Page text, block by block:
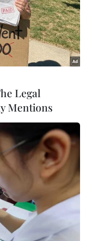
tại tập đoàn
nỗi?
dung sau đây:
dựng Hòa Bình,
thứ 10 cứu hộ bé
Legal
Mentions